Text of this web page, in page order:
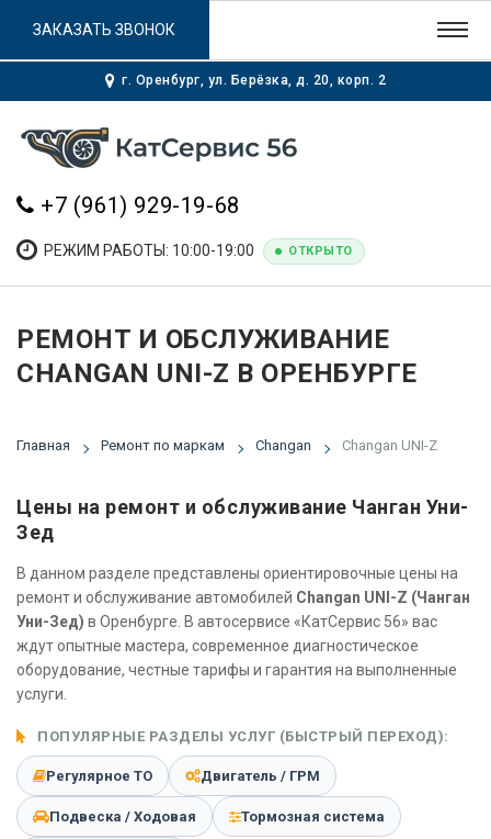
г. Оренбург, ул. Берёзка, д. 20, корп. 2
+7 (961) 929-19-68
РЕЖИМ РАБОТЫ: 10:00-19:00 ОТКРЫТО
ЗАКАЗАТЬ ЗВОНОК
РЕМОНТ И ОБСЛУЖИВАНИЕ
CHANGAN UNI-Z В ОРЕНБУРГЕ
Главная Ремонт по маркам Changan Changan UNI-Z
Цены на ремонт и обслуживание Чанган Уни-
Зед
В данном разделе представлены ориентировочные цены на
ремонт и обслуживание автомобилей Changan UNI-Z (Чанган
Уни-Зед) в Оренбурге. В автосервисе «КатСервис 56» вас
ждут опытные мастера, современное диагностическое
оборудование, честные тарифы и гарантия на выполненные
услуги.
ПОПУЛЯРНЫЕ РАЗДЕЛЫ УСЛУГ (БЫСТРЫЙ ПЕРЕХОД):
Регулярное ТО Двигатель / ГРМ
Подвеска / Ходовая Тормозная система